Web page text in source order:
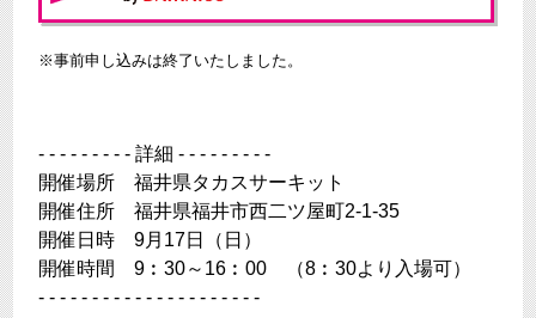
※事前申し込みは終了いたしました。
- - - - - - - - - 詳細 - - - - - - - - -
開催場所 福井県タカスサーキット
開催住所 福井県福井市西二ツ屋町2-1-35
開催日時 9月17日（日）
開催時間 9︰30～16︰00 （8︰30より入場可）
- - - - - - - - - - - - - - - - - - - - -